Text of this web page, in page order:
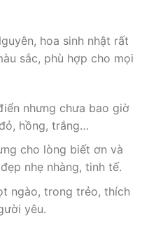
hoa sinh nhật rất
sắc, phù hợp cho mọi
nhưng chưa bao giờ
hồng, trắng…
cho lòng biết ơn và
nhẹ nhàng, tinh tế.
ngào, trong trẻo, thích
yêu.